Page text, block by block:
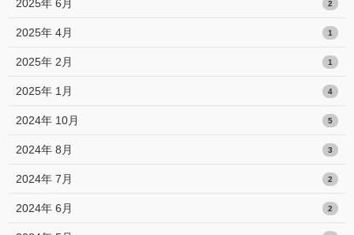
2025年 6月 2
2025年 4月 1
2025年 2月 1
2025年 1月 4
2024年 10月 5
2024年 8月 3
2024年 7月 2
2024年 6月 2